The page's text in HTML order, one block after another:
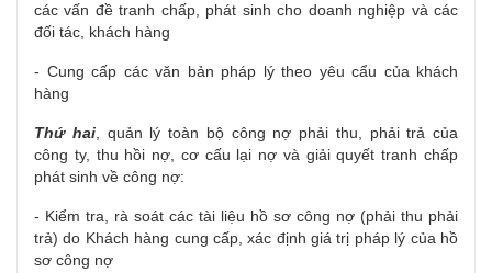
các vấn đề tranh chấp, phát sinh cho doanh nghiệp và các
đối tác, khách hàng
- Cung cấp các văn bản pháp lý theo yêu cẩu của khách
hàng
Thứ hai, quản lý toàn bộ công nợ phải thu, phải trả của
công ty, thu hồi nợ, cơ cấu lại nợ và giải quyết tranh chấp
phát sinh về công nợ:
- Kiểm tra, rà soát các tài liệu hồ sơ công nợ (phải thu phải
trả) do Khách hàng cung cấp, xác định giá trị pháp lý của hồ
sơ công nợ